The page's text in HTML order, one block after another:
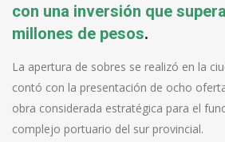
con una inversión que
millones de pesos.
La apertura de sobres se realizó en la
contó con la presentación de ocho
obra considerada estratégica para el
complejo portuario del sur provincial.